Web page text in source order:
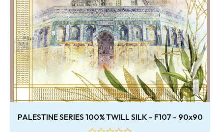
PALESTINE SERIES 100% TWILL SILK - F107 - 90x90